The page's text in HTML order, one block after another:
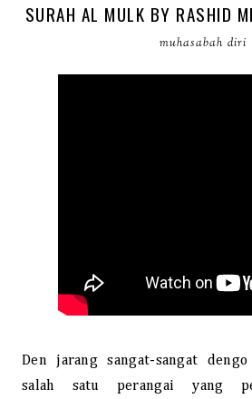
SURAH AL MULK BY RASHID
muhasabah diri
Den jarang sangat-sangat
salah satu perangai yang